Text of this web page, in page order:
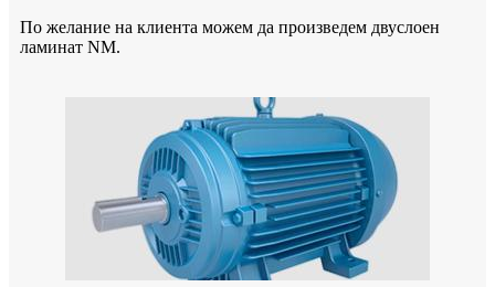
По желание на клиента можем да произведем двуслоен
ламинат NM.